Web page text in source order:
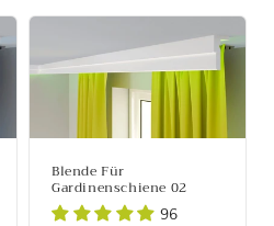
Blende Für
Gardinenschiene 02
96